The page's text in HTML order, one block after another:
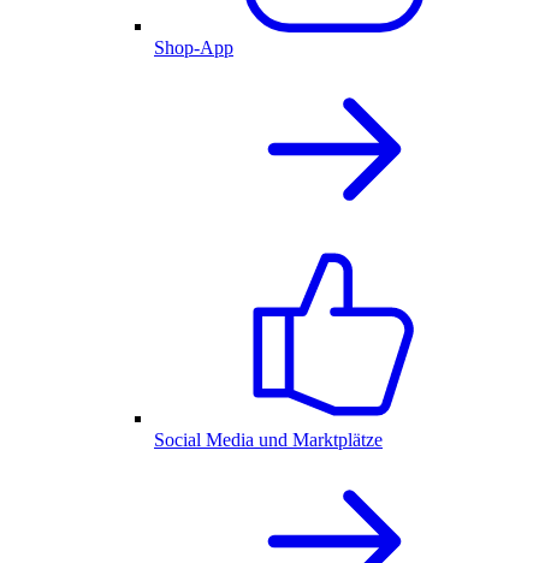
Shop-App
Social Media und Marktplätze